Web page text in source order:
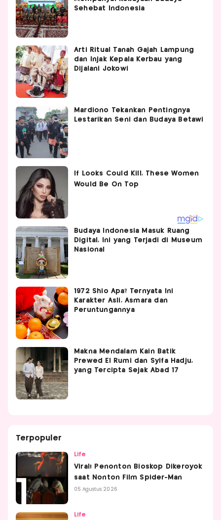
Sehebat Indonesia
Arti Ritual Tanah Gajah Lampung
dan Injak Kepala Kerbau yang
Dijalani Jokowi
Mardiono Tekankan Pentingnya
Lestarikan Seni dan Budaya Betawi
Budaya Indonesia Masuk Ruang
Digital, Ini yang Terjadi di Museum
Nasional
1972 Shio Apa? Ternyata Ini
Karakter Asli, Asmara dan
Peruntungannya
Makna Mendalam Kain Batik
Prewed El Rumi dan Syifa Hadju,
yang Tercipta Sejak Abad 17
Terpopuler
Life
Viral! Penonton Bioskop Dikeroyok
saat Nonton Film Spider-Man
05 Agustus 2026
Life